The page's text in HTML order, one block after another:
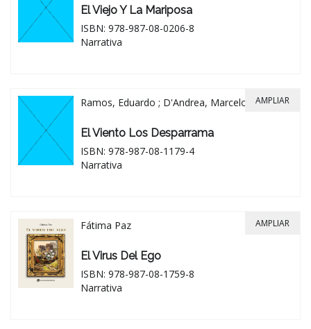
El Viejo Y La Mariposa
ISBN: 978-987-08-0206-8
Narrativa
Ramos, Eduardo ; D'Andrea, Marcelo
El Viento Los Desparrama
ISBN: 978-987-08-1179-4
Narrativa
AMPLIAR
Fátima Paz
El Virus Del Ego
ISBN: 978-987-08-1759-8
Narrativa
AMPLIAR